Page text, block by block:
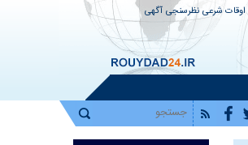
اوقات شرعی نظرسنجی آگهی